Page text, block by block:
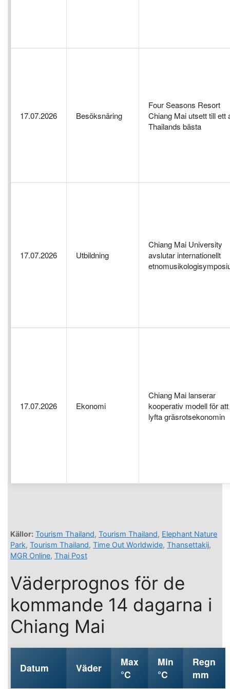
17.07.2026 Besöksnäring
Four Seasons Resort
Chiang Mai utsett till ett
Thailands bästa
17.07.2026 Utbildning
Chiang Mai University
avslutar internationellt
17.07.2026 Ekonomi
Chiang Mai lanserar
kooperativ modell för att
lyfta gräsrotsekonomin
Källor: Tourism Thailand, Tourism Thailand, Elephant Nature
Park, Tourism Thailand, Time Out Worldwide, Thansettakij,
MGR Online, Thai Post
Väderprognos för de
kommande 14 dagarna i
Chiang Mai
Datum Väder
Max
°C
Min
°C
Regn
mm